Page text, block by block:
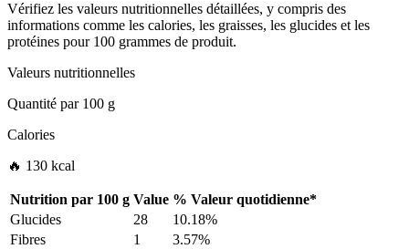
Vérifiez les valeurs nutritionnelles détaillées, y compris des
informations comme les calories, les graisses, les glucides et les
protéines pour 100 grammes de produit.
Valeurs nutritionnelles
Quantité par100 g
Calories
🔥 130 kcal
Nutrition par 100 g Value % Valeur quotidienne*
Glucides
28
10.18%
Fibres
1
3.57%